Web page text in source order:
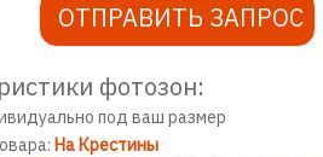
ОТПРАВИТЬ ЗАПРОС
фотозон:
под ваш размер
На Крестины